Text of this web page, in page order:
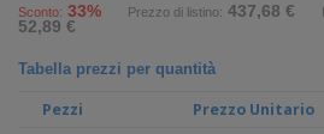
Sconto: 33% Prezzo di listino: 437,68 €
52,89 €
Tabella prezzi per quantità
Pezzi Prezzo Unitario